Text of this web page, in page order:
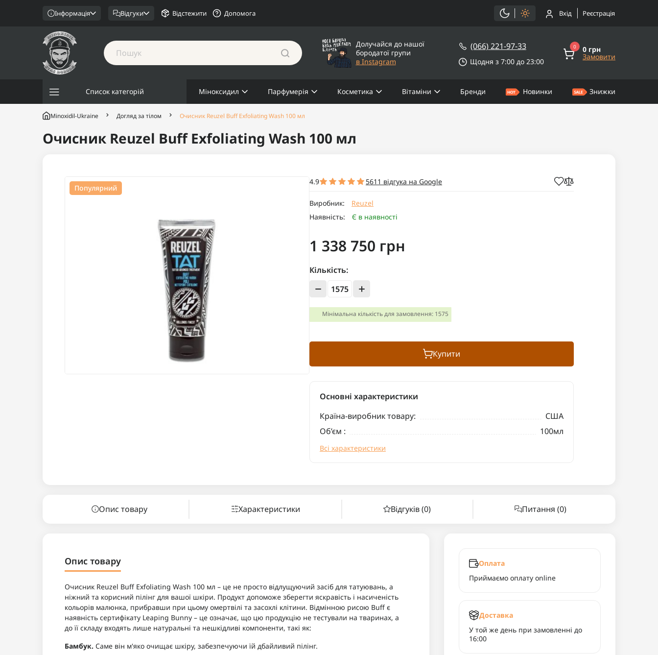
Інформація Відгуки Відстежити Допомога Вхід Реєстрація
Долучайся до нашої
бородатої групи
в Instagram
(066) 221-97-33
Щодня з 7:00 до 23:00
0 0 грн
Замовити
Список категорій Міноксидил Парфумерія Косметика Вітаміни Бренди Новинки Знижки
Minoxidil-Ukraine Догляд за тілом Очисник Reuzel Buff Exfoliating Wash 100 мл
Очисник Reuzel Buff Exfoliating Wash 100 мл
Популярний
4.9 5611 відгука на Google
Виробник:
Reuzel
Наявність:
Є в наявності
1 338 750 грн
Кількість:
Мінімальна кількість для замовлення: 1575
Купити
Основні характеристики
Країна-виробник товару:
США
Об’єм :
100мл
Всі характеристики
Опис товару Характеристики Відгуків (0) Питання (0)
Опис товару
Очисник Reuzel Buff Exfoliating Wash 100 мл – це не просто відлущуючий засіб для татуювань, а
ніжний та корисний пілінг для вашої шкіри. Продукт допоможе зберегти яскравість і насиченість
кольорів малюнка, прибравши при цьому омертвілі та засохлі клітини. Відмінною рисою Buff є
наявність сертифікату Leaping Bunny – це означає, що цю продукцію не тестували на тваринах, а
до її складу входять лише натуральні та нешкідливі компоненти, такі як:
Бамбук. Саме він м'яко очищає шкіру, забезпечуючи їй дбайливий пілінг.
Оплата
Приймаємо оплату online
Доставка
У той же день при замовленні до
16:00